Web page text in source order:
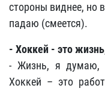
стороны виднее, но
падаю (смеется).
- Хоккей - это
- Жизнь, я думаю,
Хоккей – это